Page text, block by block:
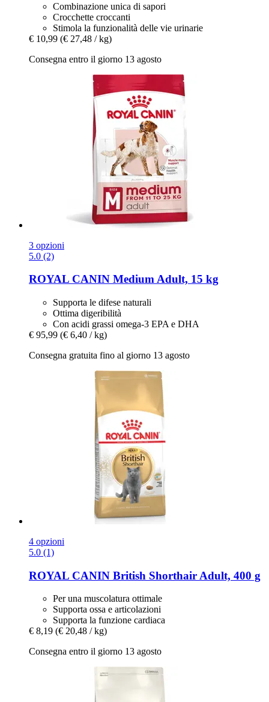
Combinazione unica di sapori
Crocchette croccanti
Stimola la funzionalità delle vie urinarie
€ 10,99 (€ 27,48 / kg)
Consegna entro il giorno 13 agosto
3 opzioni
5.0 (2)
ROYAL CANIN Medium Adult, 15 kg
Supporta le difese naturali
Ottima digeribilità
Con acidi grassi omega-3 EPA e DHA
€ 95,99 (€ 6,40 / kg)
Consegna gratuita fino al giorno 13 agosto
4 opzioni
5.0 (1)
ROYAL CANIN British Shorthair Adult, 400 g
Per una muscolatura ottimale
Supporta ossa e articolazioni
Supporta la funzione cardiaca
€ 8,19 (€ 20,48 / kg)
Consegna entro il giorno 13 agosto